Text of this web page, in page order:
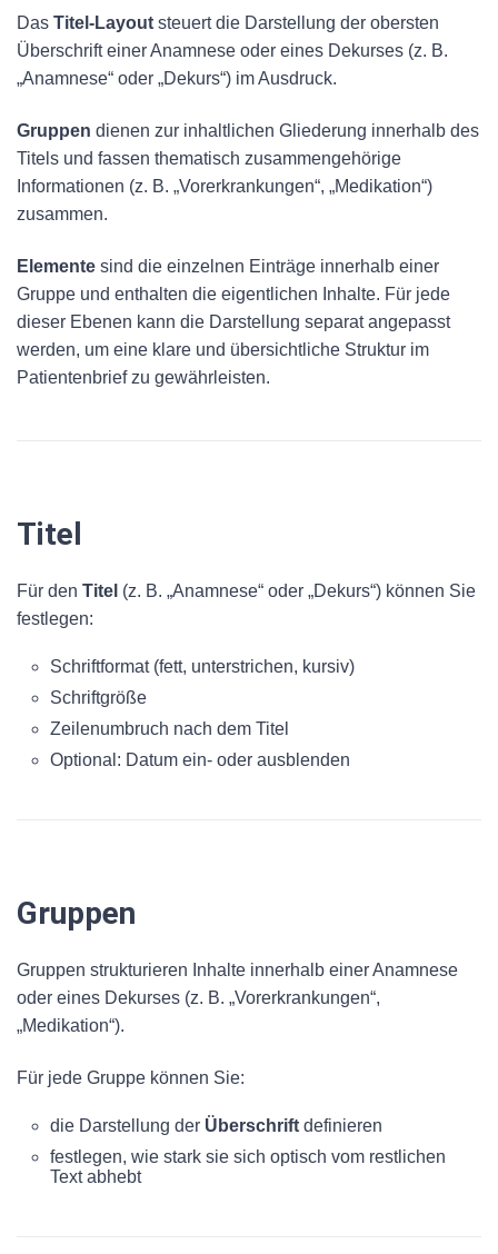
Das Titel-Layout steuert die Darstellung der obersten
Überschrift einer Anamnese oder eines Dekurses (z. B.
„Anamnese“ oder „Dekurs“) im Ausdruck.
Gruppen dienen zur inhaltlichen Gliederung innerhalb des
Titels und fassen thematisch zusammengehörige
Informationen (z. B. „Vorerkrankungen“, „Medikation“)
zusammen.
Elemente sind die einzelnen Einträge innerhalb einer
Gruppe und enthalten die eigentlichen Inhalte. Für jede
dieser Ebenen kann die Darstellung separat angepasst
werden, um eine klare und übersichtliche Struktur im
Patientenbrief zu gewährleisten.
Titel
Für den Titel (z. B. „Anamnese“ oder „Dekurs“) können Sie
festlegen:
Schriftformat (fett, unterstrichen, kursiv)
Schriftgröße
Zeilenumbruch nach dem Titel
Optional: Datum ein- oder ausblenden
Gruppen
Gruppen strukturieren Inhalte innerhalb einer Anamnese
oder eines Dekurses (z. B. „Vorerkrankungen“,
„Medikation“).
Für jede Gruppe können Sie:
die Darstellung der Überschrift definieren
festlegen, wie stark sie sich optisch vom restlichen
Text abhebt